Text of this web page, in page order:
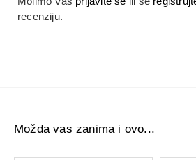
recenziju.
Možda vas zanima i ovo...